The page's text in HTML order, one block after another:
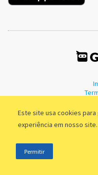
Este site usa cookies
experiência em nosso site.
Permitir
©2011 - 2026, GetNinjas
Fernandes Coelho, 85